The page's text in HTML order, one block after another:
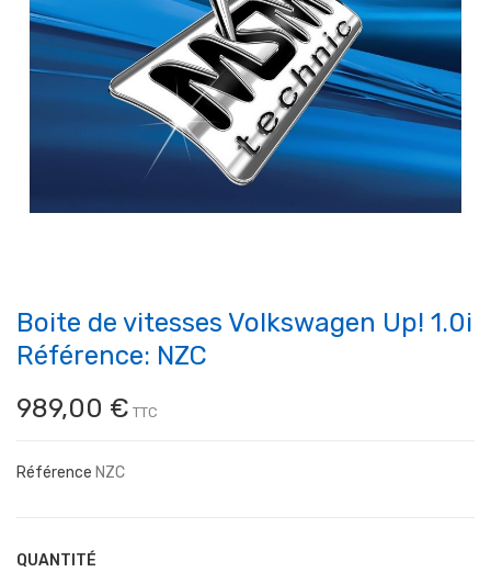
Boite de vitesses Volkswagen Up! 1.0i
Référence: NZC
989,00 € TTC
Référence NZC
QUANTITÉ